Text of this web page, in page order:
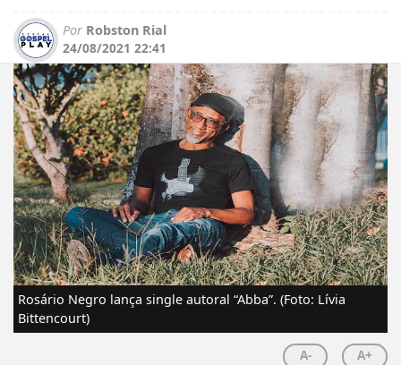
Por Robston Rial
24/08/2021 22:41
Rosário Negro lança single autoral “Abba”. (Foto: Lívia
Bittencourt)
A- A+